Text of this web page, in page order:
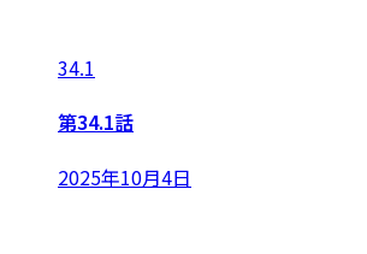
34.1
第34.1話
2025年10月4日